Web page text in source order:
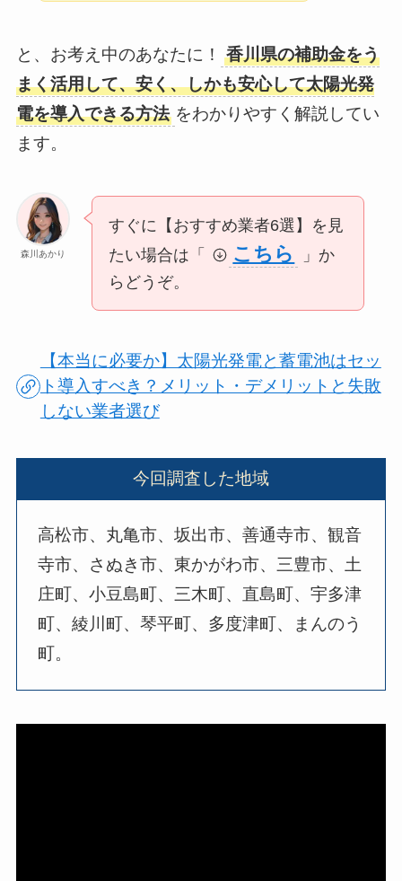
と、お考え中のあなたに！
香川県の補助金をう
まく活用して、安く、しかも安心して太陽光発
電を導入できる方法 をわかりやすく解説してい
ます。
森川あかり
すぐに【おすすめ業者6選】を見
たい場合は「
こちら
」か
らどうぞ。
【本当に必要か】太陽光発電と蓄電池はセッ
ト導入すべき？メリット・デメリットと失敗
しない業者選び
今回調査した地域
高松市、丸亀市、坂出市、善通寺市、観音
寺市、さぬき市、東かがわ市、三豊市、土
庄町、小豆島町、三木町、直島町、宇多津
町、綾川町、琴平町、多度津町、まんのう
町。